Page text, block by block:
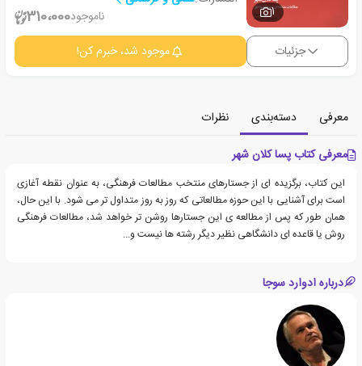
1
ناموجود310،000
جزئیات موجود شد، خبرم کن!
معرفی دسته‌بندی
نظرات
معرفی کتاب پسا کلان شهر
این کتاب، برگزیده ای از جستارهای منتخب مطالعات فرهنگی، به عنوان نقطه آغازی
است برای آشنایی با این حوزه مطالعاتی که روز به روز متداول تر می شود. با این حال،
همان طور که پس از مطالعه ی این جستارها روشن تر خواهد شد، مطالعات فرهنگی
روش یا قاعده ای دانشگاهی نظیر دیگر رشته ها نیست و...
درباره ادوارد سوجا